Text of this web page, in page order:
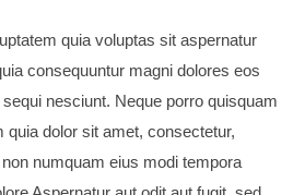
quia voluptas sit aspernatur
consequuntur magni dolores eos
nesciunt. Neque porro quisquam
quia dolor sit amet, consectetur,
numquam eius modi tempora